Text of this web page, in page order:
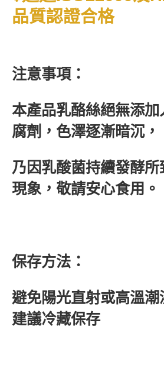
品質認證合格
注意事項：
本產品乳酪絲絕無添
腐劑，色澤逐漸暗沉，
乃因乳酸菌持續發酵
現象，敬請安心食用。
保存方法：
避免陽光直射或高溫
建議冷藏保存